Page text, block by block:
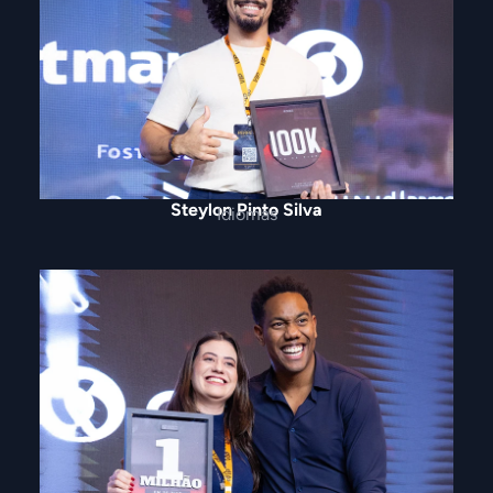
Steylon Pinto Silva
Idiomas